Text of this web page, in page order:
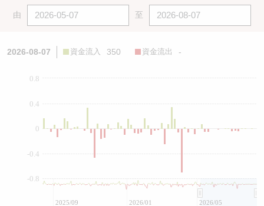
由 至
2026-08-07 資金流入 350 資金流出 -
0
-0.8
-0.4
0.4
0.8
2025/09 2026/01 2026/05